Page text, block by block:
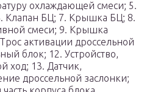
охлаждающей смеси; 5.
Клапан БЦ; 7. Крышка БЦ; 8.
смеси; 9. Крышка
активации дроссельной
блок; 12. Устройство,
ход; 13. Датчик,
дроссельной заслонки;